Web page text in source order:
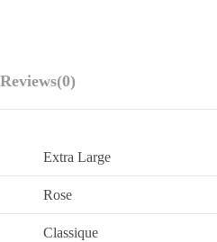
Reviews(0)
Extra Large
Rose
Classique